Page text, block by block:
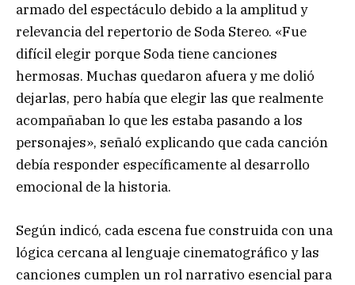
armado del espectáculo debido a la amplitud y
relevancia del repertorio de Soda Stereo. «Fue
difícil elegir porque Soda tiene canciones
hermosas. Muchas quedaron afuera y me dolió
dejarlas, pero había que elegir las que realmente
acompañaban lo que les estaba pasando a los
personajes», señaló explicando que cada canción
debía responder específicamente al desarrollo
emocional de la historia.
Según indicó, cada escena fue construida con una
lógica cercana al lenguaje cinematográfico y las
canciones cumplen un rol narrativo esencial para